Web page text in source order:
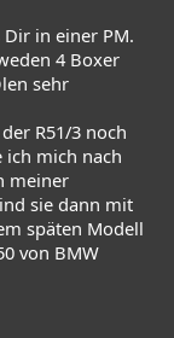
in einer PM.
4 Boxer
sehr
R51/3 noch
mich nach
meiner
sie dann mit
späten Modell
von BMW